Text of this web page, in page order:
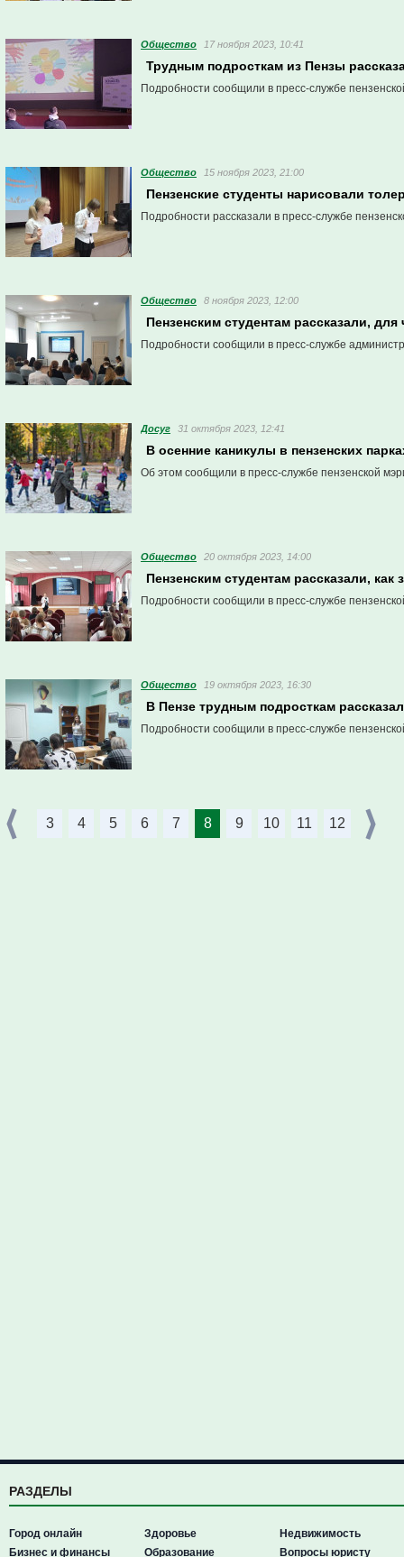
Общество 17 ноября 2023, 10:41
Трудным подросткам из Пензы
Подробности сообщили в пресс-службе
Общество 15 ноября 2023, 21:00
Пензенские студенты нарисовали
Подробности рассказали в пресс-службе
Общество 8 ноября 2023, 12:00
Пензенским студентам рассказали,
Подробности сообщили в пресс-службе
Досуг 31 октября 2023, 12:41
В осенние каникулы в пензенских
Об этом сообщили в пресс-службе пензенской
Общество 20 октября 2023, 14:00
Пензенским студентам рассказали,
Подробности сообщили в пресс-службе
Общество 19 октября 2023, 16:30
В Пензе трудным подросткам
Подробности сообщили в пресс-службе
3 4 5 6 7 8 9 10 11 12
РАЗДЕЛЫ
Город онлайн
Бизнес и финансы
Здоровье
Образование
Недвижимость
Вопросы юристу